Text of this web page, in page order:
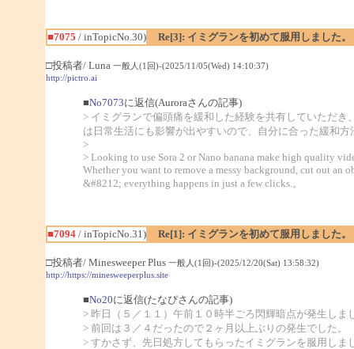
■7075 / inTopicNo.30) Re[3]: イミグランを初めて服用しました。
□投稿者/ Luna 一般人(1回)-(2025/11/05(Wed) 14:10:37)
http://pictro.ai
■No7073に返信(Auroraさんの記事)
> イミグランで偏頭痛を緩和した経験を共有していただ
は日常生活にも影響が出やすいので、自分に合った緩和
>
> Looking to use Sora 2 or Nano banana make high quality
Whether you want to remove a messy background, cut out an
&#8212; everything happens in just a few clicks.。
■7094/ inTopicNo.31) Re[1]: イミグランを初めて服用しました。
□投稿者/ Minesweeper Plus 一般人(1回)-(2025/12/20(Sat) 13:58:32)
http://https://minesweeperplus.site
■No20に返信(たなぴさんの記事)
> 昨日（５／１１）午前１０時半ごろ閃輝暗点が発生しま
> 前回は３／４だったので２ヶ月以上ぶりの発生でした。
> すかさず、先日処方してもらったイミグランを服用しま